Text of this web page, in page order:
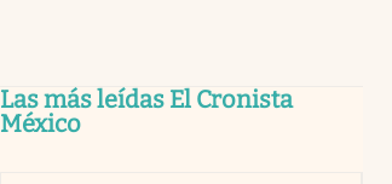
Las más leídas El Cronista
México